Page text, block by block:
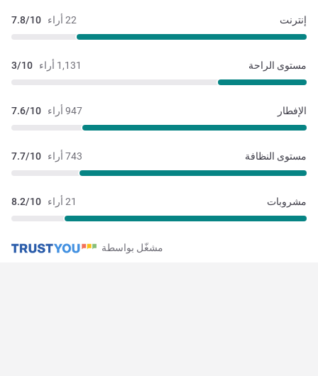
22 أراء 7.8/10 إنترنت
1,131 أراء 3/10 مستوى الراحة
947 أراء 7.6/10 الإفطار
743 أراء 7.7/10 مستوى النظافة
21 أراء 8.2/10 مشروبات
مشغّل بواسطة